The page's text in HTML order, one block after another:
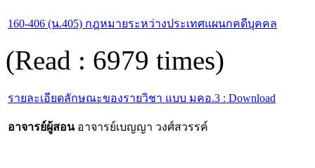
160-406 (น.405) กฎหมายระหว่างประเทศแผนกคดีบุคคล
(Read : 6979 times)
รายละเอียดลักษณะของรายวิชา แบบ มคอ.3 : Download
อาจารย์ผู้สอนอาจารย์เบญญา วงศ์สวรรค์